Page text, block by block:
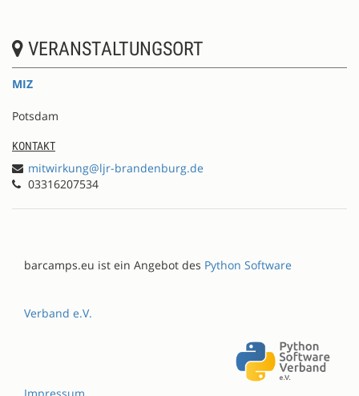
VERANSTALTUNGSORT
MIZ
Potsdam
KONTAKT
mitwirkung@ljr-brandenburg.de
03316207534
barcamps.eu ist ein Angebot des Python Software
Verband e.V.